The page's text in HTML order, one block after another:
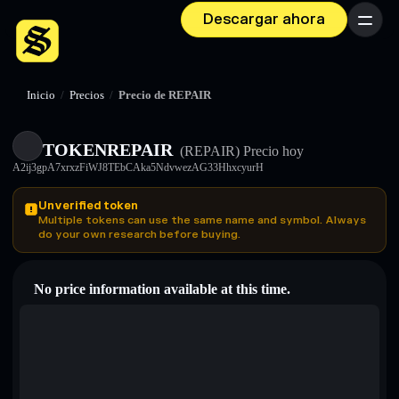
Descargar ahora Menú
Inicio / Precios / Precio de REPAIR
TOKENREPAIR (REPAIR) Precio hoy
A2ij3gpA7xrxzFiWJ8TEbCAka5NdvwezAG33HhxcyurH
Unverified token
Multiple tokens can use the same name and symbol. Always
do your own research before buying.
No price information available at this time.